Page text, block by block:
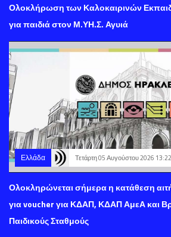
Ολοκλήρωση των Καλοκαιρινών
για παιδιά στον Μ.ΥΗ.Σ. Αγυιά
Ελλάδα Τετάρτη 05 Αυγούστου 2026 13:22
Ολοκληρώνεται σήμερα η κατάθεση
για voucher για ΚΔΑΠ, ΚΔΑΠ ΑμεΑ και
Παιδικούς Σταθμούς